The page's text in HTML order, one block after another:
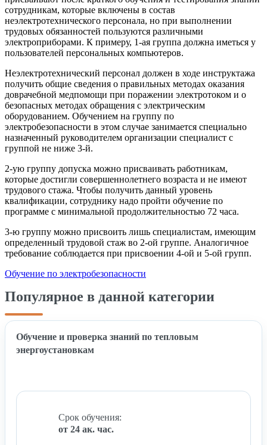
сотрудникам, которые включены в состав
неэлектротехнического персонала, но при выполнении
трудовых обязанностей пользуются различными
электроприборами. К примеру, 1-ая группа должна иметься у
пользователей персональных компьютеров.
Неэлектротехнический персонал должен в ходе инструктажа
получить общие сведения о правильных методах оказания
доврачебной медпомощи при поражении электротоком и о
безопасных методах обращения с электрическим
оборудованием. Обучением на группу по
электробезопасности в этом случае занимается специально
назначенный руководителем организации специалист с
группой не ниже 3-й.
2-ую группу допуска можно присваивать работникам,
которые достигли совершеннолетнего возраста и не имеют
трудового стажа. Чтобы получить данный уровень
квалификации, сотруднику надо пройти обучение по
программе с минимальной продолжительностью 72 часа.
3-ю группу можно присвоить лишь специалистам, имеющим
определенный трудовой стаж во 2-ой группе. Аналогичное
требование соблюдается при присвоении 4-ой и 5-ой групп.
Обучение по электробезопасности
Популярное в данной категории
Обучение и проверка знаний по тепловым
энергоустановкам
Срок обучения:
от 24 ак. час.